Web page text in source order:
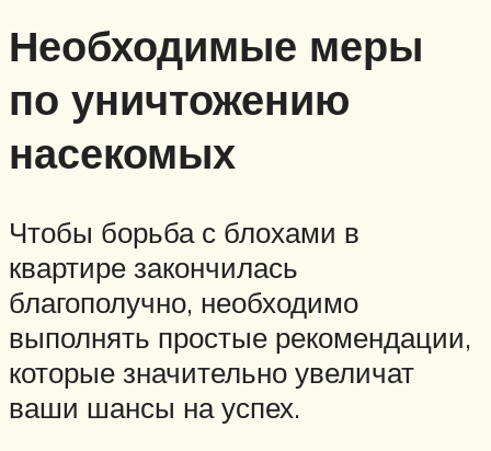
Необходимые меры
по уничтожению
насекомых
Чтобы борьба с блохами в
квартире закончилась
благополучно, необходимо
выполнять простые рекомендации,
которые значительно увеличат
ваши шансы на успех.